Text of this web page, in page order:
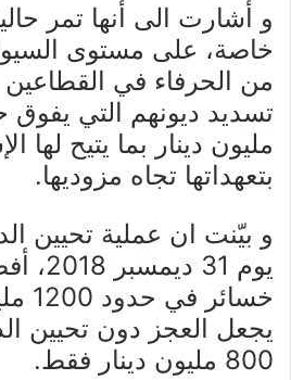
و أشارت الى أنها تمر
خاصة، على مستوى
من الحرفاء في
مليون دينار بما يتيح لها
بتعهداتها تجاه مزوديها.
و بيّنت ان عملية تحيين
يوم 31
يجعل العجز دون تحيين
800 مليون دينار فقط.